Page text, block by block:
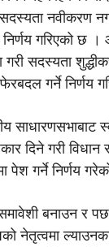
सदस्यता नवीकरण
गरिएको छ
गरी सदस्यता
गर्ने निर्णय
साधारणसभाबाट
दिने गरी
पेश गर्ने निर्णय
बनाउन र
नेतृत्वमा